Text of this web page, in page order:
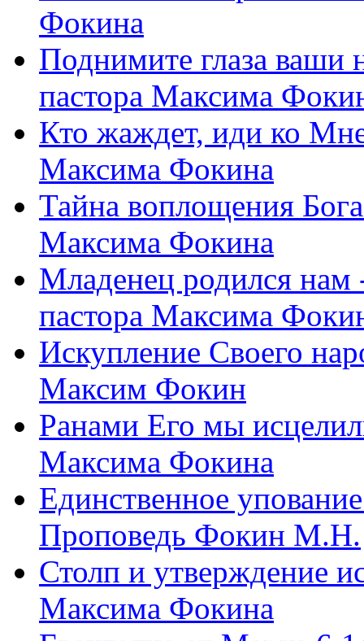
Фокина
Поднимите глаза ваши
пастора Максима
Кто жаждет, иди ко
Максима Фокина
Тайна воплощения
Максима Фокина
Младенец родился
пастора Максима
Искупление Своего
Максим Фокин
Ранами Его мы
Максима Фокина
Единственное
Проповедь Фокин М.Н.
Столп и утверждение
Максима Фокина